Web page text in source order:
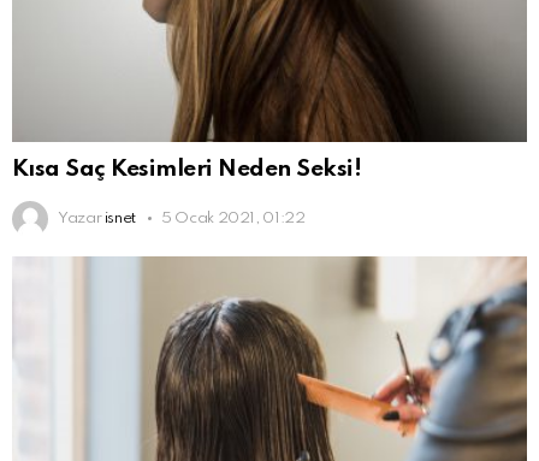
Kısa Saç Kesimleri Neden Seksi!
Yazar isnet 5 Ocak 2021, 01:22